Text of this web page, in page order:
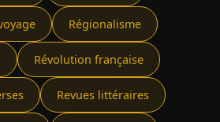
Régionalisme
Révolution française
Revues littéraires